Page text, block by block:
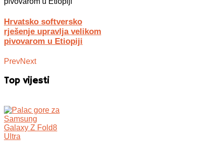
Hrvatsko softversko
rješenje upravlja velikom
pivovarom u Etiopiji
PrevNext
Top vijesti